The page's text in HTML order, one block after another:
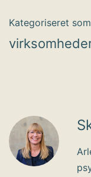
Kategoriseret som